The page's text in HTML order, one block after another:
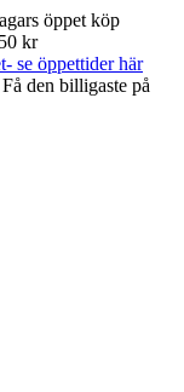
öppet köp
kr
se öppettider här
den billigaste på